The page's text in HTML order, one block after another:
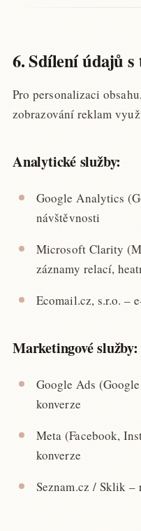
6. Sdílení údajů
Pro personalizaci
zobrazování reklam
Analytické služby:
Google Analytics
návštěvnosti
Microsoft Clarity
záznamy relací,
Ecomail.cz, s.r.o. –
Marketingové služby:
Google Ads
konverze
Meta (Facebook,
konverze
Seznam.cz / Sklik –